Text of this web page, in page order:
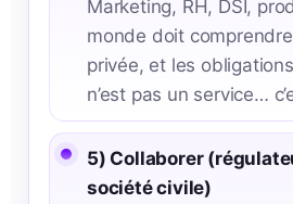
Marketing, RH, DSI,
monde doit
privée, et les
n’est pas un service…
5) Collaborer
société civile)